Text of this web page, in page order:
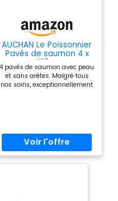
AUCHAN Le Poissonnier
Pavés de saumon 4 x
125 g
4 pavés de saumon avec peau
et sans arêtes. Malgré tous
nos soins, exceptionnellement